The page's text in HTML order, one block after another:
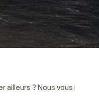
ailleurs ? Nous vous